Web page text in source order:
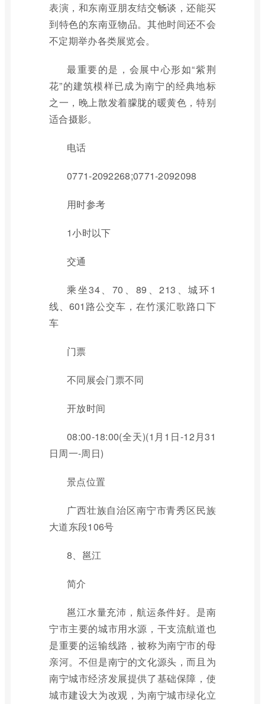
表演，和东南亚朋友结交畅谈，还能买
到特色的东南亚物品。其他时间还不会
不定期举办各类展览会。
最重要的是，会展中心形如“紫荆
花”的建筑模样已成为南宁的经典地标
之一，晚上散发着朦胧的暖黄色，特别
适合摄影。
电话
0771-2092268;0771-2092098
用时参考
1小时以下
交通
乘坐34、70、89、213、城环1
线、601路公交车，在竹溪汇歌路口下
车
门票
不同展会门票不同
开放时间
08:00-18:00(全天)(1月1日-12月31
日周一-周日)
景点位置
广西壮族自治区南宁市青秀区民族
大道东段106号
8、邕江
简介
邕江水量充沛，航运条件好。是南
宁市主要的城市用水源，干支流航道也
是重要的运输线路，被称为南宁市的母
亲河。不但是南宁的文化源头，而且为
南宁城市经济发展提供了基础保障，使
城市建设大为改观，为南宁城市绿化立